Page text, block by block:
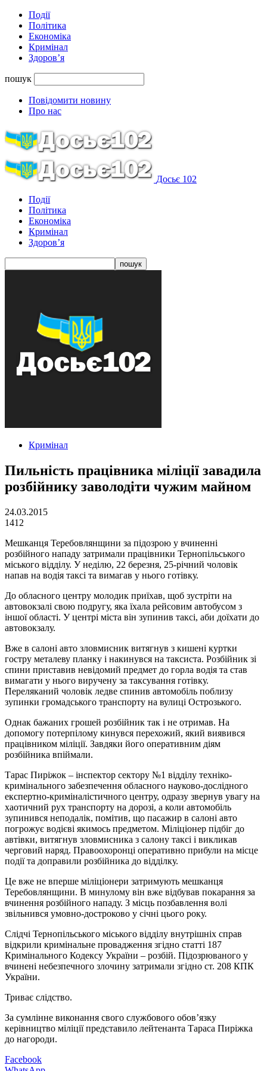
Події
Політика
Економіка
Кримінал
Здоров’я
пошук
Повідомити новину
Про нас
Досьє 102
Події
Політика
Економіка
Кримінал
Здоров’я
Кримінал
Пильність працівника міліції завадила
розбійнику заволодіти чужим майном
24.03.2015
1412
Мешканця Теребовлянщини за підозрою у вчиненні
розбійного нападу затримали працівники Тернопільського
міського відділу. У неділю, 22 березня, 25-річний чоловік
напав на водія таксі та вимагав у нього готівку.
До обласного центру молодик приїхав, щоб зустріти на
автовокзалі свою подругу, яка їхала рейсовим автобусом з
іншої області. У центрі міста він зупинив таксі, аби доїхати до
автовокзалу.
Вже в салоні авто зловмисник витягнув з кишені куртки
гостру металеву планку і накинувся на таксиста. Розбійник зі
спини приставив невідомий предмет до горла водія та став
вимагати у нього виручену за таксування готівку.
Переляканий чоловік ледве спинив автомобіль поблизу
зупинки громадського транспорту на вулиці Острозького.
Однак бажаних грошей розбійник так і не отримав. На
допомогу потерпілому кинувся перехожий, який виявився
працівником міліції. Завдяки його оперативним діям
розбійника впіймали.
Тарас Пиріжок – інспектор сектору №1 відділу техніко-
кримінального забезпечення обласного науково-дослідного
експертно-криміналістичного центру, одразу звернув увагу на
хаотичний рух транспорту на дорозі, а коли автомобіль
зупинився неподалік, помітив, що пасажир в салоні авто
погрожує водієві якимось предметом. Міліціонер підбіг до
автівки, витягнув зловмисника з салону таксі і викликав
черговий наряд. Правоохоронці оперативно прибули на місце
події та доправили розбійника до відділку.
Це вже не вперше міліціонери затримують мешканця
Теребовлянщини. В минулому він вже відбував покарання за
вчинення розбійного нападу. З місць позбавлення волі
звільнився умовно-достроково у січні цього року.
Слідчі Тернопільського міського відділу внутрішніх справ
відкрили кримінальне провадження згідно статті 187
Кримінального Кодексу України – розбій. Підозрюваного у
вчинені небезпечного злочину затримали згідно ст. 208 КПК
України.
Триває слідство.
За сумлінне виконання свого службового обов’язку
керівництво міліції представило лейтенанта Тараса Пиріжка
до нагороди.
Facebook